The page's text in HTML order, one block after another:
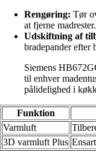
Rengøring: Tør
at fjerne madrester.
Udskiftning af
bradepander efter
Siemens
til enhver
pålidelighed i
Funktion
Varmluft
3D varmluft Plus